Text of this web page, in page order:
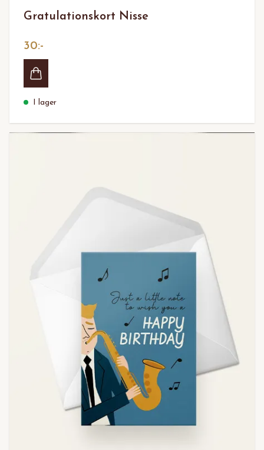
Gratulationskort Nisse
30:-
I lager